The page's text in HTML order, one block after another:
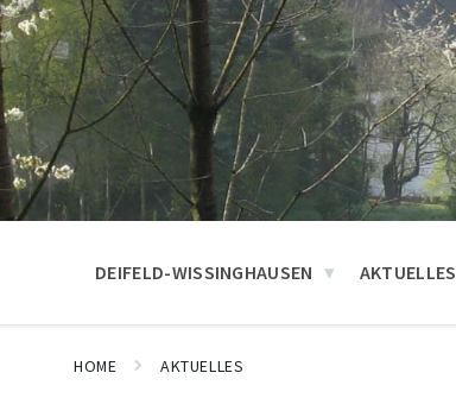
DEIFELD-WISSINGHAUSEN AKTUELLES
HOME AKTUELLES